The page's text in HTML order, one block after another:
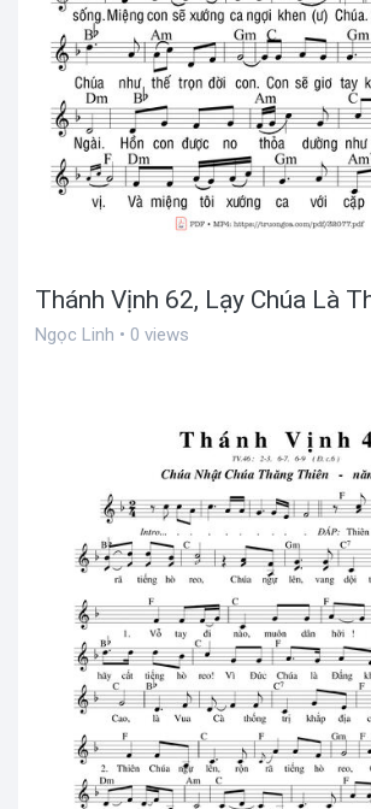
Thánh Vịnh 62, Lạy Chúa Là
Ngọc Linh • 0 views